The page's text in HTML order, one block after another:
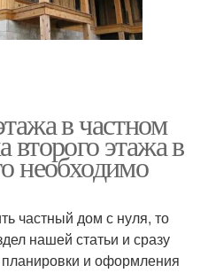
в частном
второго этажа в
необходимо
частный дом с нуля, то
нашей статьи и сразу
планировки и оформления